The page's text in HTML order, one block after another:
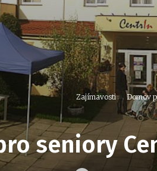
Zajímavosti Domov
seniory